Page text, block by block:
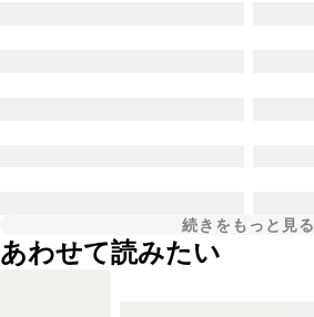
続きをもっと見る
あわせて読みたい